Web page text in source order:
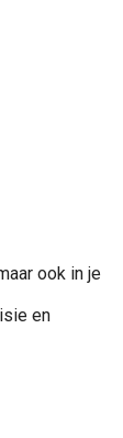
ook in je
en